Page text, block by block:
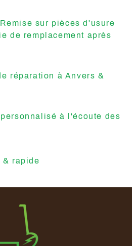
sur pièces d'usure
de remplacement après
réparation à Anvers &
à l'écoute des
& rapide